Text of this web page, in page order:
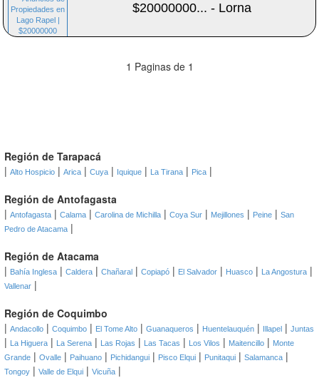
$20000000... - Lorna
1 Paginas de 1
Región de Tarapacá
| Alto Hospicio | Arica | Cuya | Iquique | La Tirana | Pica |
Región de Antofagasta
| Antofagasta | Calama | Carolina de Michilla | Coya Sur | Mejillones | Peine | San
Pedro de Atacama |
Región de Atacama
| Bahía Inglesa | Caldera | Chañaral | Copiapó | El Salvador | Huasco | La Angostura |
Vallenar |
Región de Coquimbo
| Andacollo | Coquimbo | El Tome Alto | Guanaqueros | Huentelauquén | Illapel | Juntas
| La Higuera | La Serena | Las Rojas | Las Tacas | Los Vilos | Maitencillo | Monte
Grande | Ovalle | Paihuano | Pichidangui | Pisco Elqui | Punitaqui | Salamanca |
Tongoy | Valle de Elqui | Vicuña |